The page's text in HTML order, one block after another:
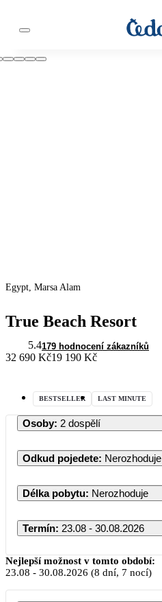
Egypt, Marsa Alam
True Beach Resort
5.4179 hodnocení zákazníků
32 690 Kč19 190 Kč
BESTSELLER LAST MINUTE
Osoby: 2 dospělí
Odkud pojedete: Nerozhoduje
Délka pobytu: Nerozhoduje
Termín: 23.08 - 30.08.2026
Nejlepší možnost v tomto období:
23.08 - 30.08.2026 (8 dní, 7 nocí)